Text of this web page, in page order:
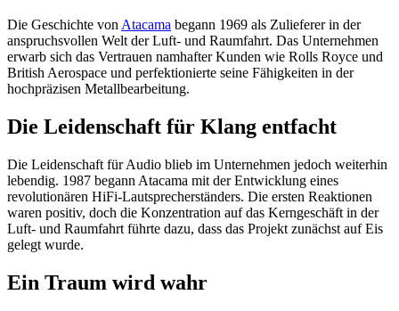
Die Geschichte von Atacama begann 1969 als Zulieferer in der
anspruchsvollen Welt der Luft- und Raumfahrt. Das Unternehmen
erwarb sich das Vertrauen namhafter Kunden wie Rolls Royce und
British Aerospace und perfektionierte seine Fähigkeiten in der
hochpräzisen Metallbearbeitung.
Die Leidenschaft für Klang entfacht
Die Leidenschaft für Audio blieb im Unternehmen jedoch weiterhin
lebendig. 1987 begann Atacama mit der Entwicklung eines
revolutionären HiFi-Lautsprecherständers. Die ersten Reaktionen
waren positiv, doch die Konzentration auf das Kerngeschäft in der
Luft- und Raumfahrt führte dazu, dass das Projekt zunächst auf Eis
gelegt wurde.
Ein Traum wird wahr